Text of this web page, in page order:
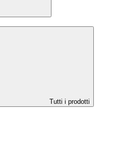
Tutti i prodotti